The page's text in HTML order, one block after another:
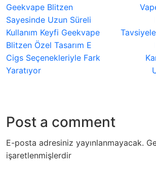
Geekvape Blitzen
Sayesinde Uzun Süreli
Kullanım Keyfi Geekvape
Blitzen Özel Tasarım E
Cigs Seçenekleriyle Fark
Yaratıyor
Post a comment
E-posta adresiniz yayınlanmayacak.
işaretlenmişlerdir